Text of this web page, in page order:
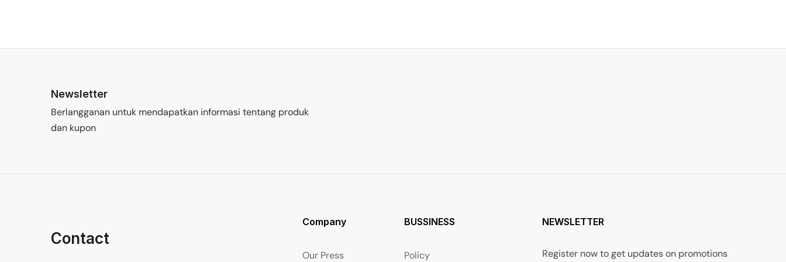
Newsletter
Berlangganan untuk mendapatkan informasi tentang produk
dan kupon
Contact
Company
Our Press
BUSSINESS
Policy
NEWSLETTER
Register now to get updates on promotions